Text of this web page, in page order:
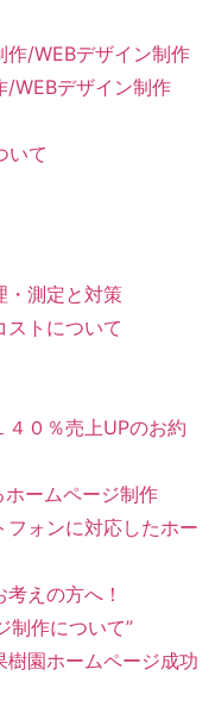
作/WEBデザイン制作
/WEBデザイン制作
いて
・測定と対策
ストについて
０％売上UPのお約
ームページ制作
ォンに対応したホー
えの方へ！
制作について”
樹園ホームページ成功